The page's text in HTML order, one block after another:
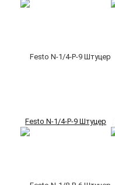
Festo N-1/4-P-9 Штуцер